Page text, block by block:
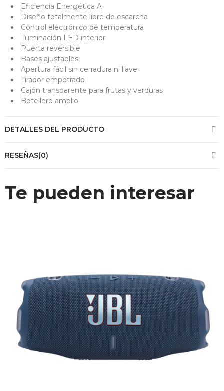
Eficiencia Energética A
Diseño totalmente libre de escarcha
Control electrónico de temperatura
Iluminación LED interior
Puerta reversible
Bases ajustables
Apertura fácil sin cerradura ni llave
Tirador empotrado
Cajón transparente para frutas y verduras
Botellero amplio
DETALLES DEL PRODUCTO
RESEÑAS(0)
Te pueden interesar